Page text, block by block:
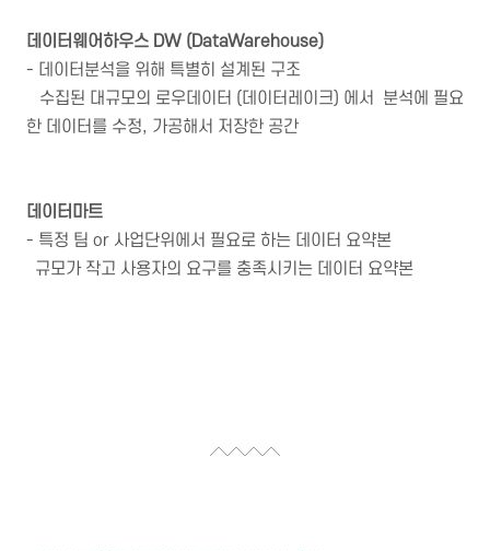
데이터웨어하우스 DW (DataWarehouse)
- 데이터분석을 위해 특별히 설계된 구조
수집된 대규모의 로우데이터 (데이터레이크) 에서 분석에 필요
한 데이터를 수정, 가공해서 저장한 공간
데이터마트
- 특정 팀 or 사업단위에서 필요로 하는 데이터 요약본
규모가 작고 사용자의 요구를 충족시키는 데이터 요약본